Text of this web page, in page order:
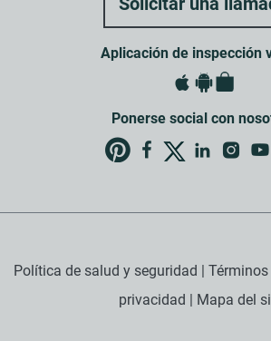
Aplicación de inspección
Ponerse social con
Política de salud y seguridad |
privacidad | Mapa del